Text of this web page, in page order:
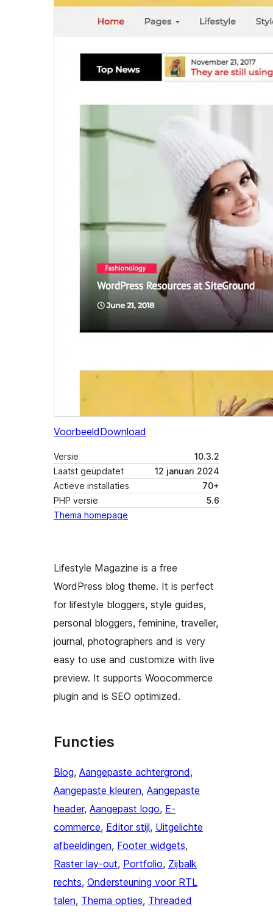
VoorbeeldDownload
Versie
10.3.2
Laatst geüpdatet
12 januari 2024
Actieve installaties
70+
PHP versie
5.6
Thema homepage
Lifestyle Magazine is a free
WordPress blog theme. It is perfect
for lifestyle bloggers, style guides,
personal bloggers, feminine, traveller,
journal, photographers and is very
easy to use and customize with live
preview. It supports Woocommerce
plugin and is SEO optimized.
Functies
Blog, Aangepaste achtergrond
Aangepaste kleuren, Aangepaste
header, Aangepast logo, E-
commerce, Editor stijl, Uitgelichte
afbeeldingen, Footer widgets
Raster lay-out, Portfolio, Zijbalk
rechts, Ondersteuning voor RTL
talen, Thema opties, Threaded